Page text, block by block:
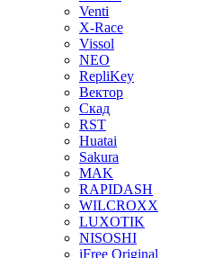
Venti
X-Race
Vissol
NEO
RepliKey
Вектор
Скад
RST
Huatai
Sakura
MAK
RAPIDASH
WILCROXX
LUXOTIK
NISOSHI
iFree Original